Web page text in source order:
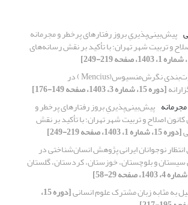
پیش‌بینی‌پذیریِ‌ بروز رفتارهای پرخطر و مجرمانه
و تربیت شهر تهران؛ با تأکید بر نقش رسانه‌های
صورت‌بندی نگرش‌منسیوس(Mencius ) در
[دوره 15، شماره 3، 1403، صفحه 149-176]
پیش‌بینی‌پذیریِ‌ بروز رفتارهای پرخطر و
اصلاح و تربیت شهر تهران؛ با تأکید بر نقش
[دوره 15، شماره 1، 1403، صفحه 219-249]
انتظار نوجوانان ایرانی پژوهش انسان‌شناختی در
و بلوچستان، خوزستان، کردستان، گلستان
به مثابه زبان مشترک علوم انسانی [دوره 15،